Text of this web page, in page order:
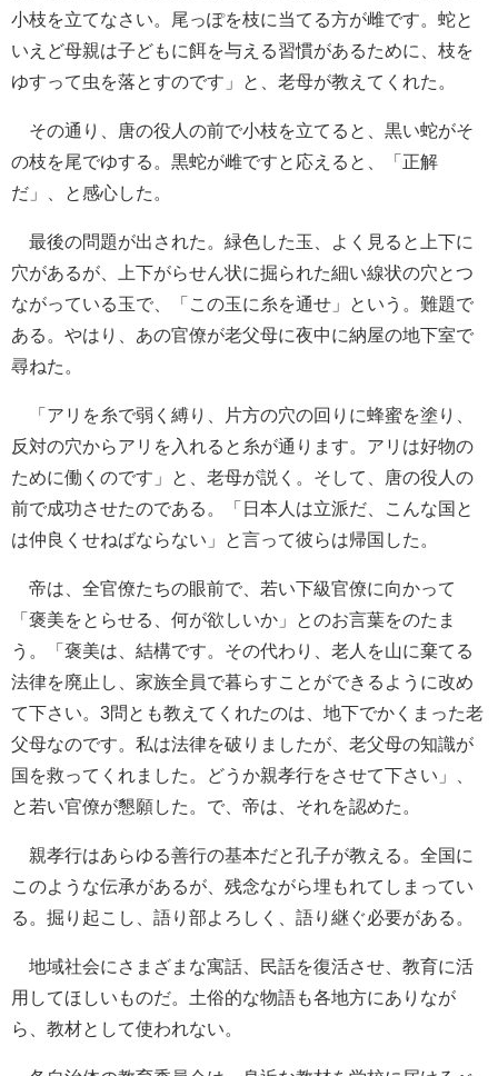
小枝を立てなさい。尾っぽを枝に当てる方が雌です。蛇と
いえど母親は子どもに餌を与える習慣があるために、枝を
ゆすって虫を落とすのです」と、老母が教えてくれた。
その通り、唐の役人の前で小枝を立てると、黒い蛇がそ
の枝を尾でゆする。黒蛇が雌ですと応えると、「正解
だ」、と感心した。
最後の問題が出された。緑色した玉、よく見ると上下に
穴があるが、上下がらせん状に掘られた細い線状の穴とつ
ながっている玉で、「この玉に糸を通せ」という。難題で
ある。やはり、あの官僚が老父母に夜中に納屋の地下室で
尋ねた。
「アリを糸で弱く縛り、片方の穴の回りに蜂蜜を塗り、
反対の穴からアリを入れると糸が通ります。アリは好物の
ために働くのです」と、老母が説く。そして、唐の役人の
前で成功させたのである。「日本人は立派だ、こんな国と
は仲良くせねばならない」と言って彼らは帰国した。
帝は、全官僚たちの眼前で、若い下級官僚に向かって
「褒美をとらせる、何が欲しいか」とのお言葉をのたま
う。「褒美は、結構です。その代わり、老人を山に棄てる
法律を廃止し、家族全員で暮らすことができるように改め
て下さい。3問とも教えてくれたのは、地下でかくまった老
父母なのです。私は法律を破りましたが、老父母の知識が
国を救ってくれました。どうか親孝行をさせて下さい」、
と若い官僚が懇願した。で、帝は、それを認めた。
親孝行はあらゆる善行の基本だと孔子が教える。全国に
このような伝承があるが、残念ながら埋もれてしまってい
る。掘り起こし、語り部よろしく、語り継ぐ必要がある。
地域社会にさまざまな寓話、民話を復活させ、教育に活
用してほしいものだ。土俗的な物語も各地方にありなが
ら、教材として使われない。